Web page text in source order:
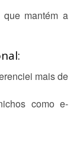
mantém a
mais de
como e-